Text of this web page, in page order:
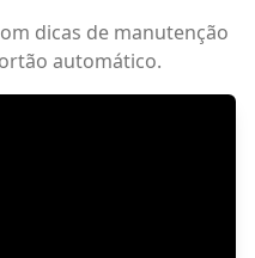
dicas de manutenção
automático.